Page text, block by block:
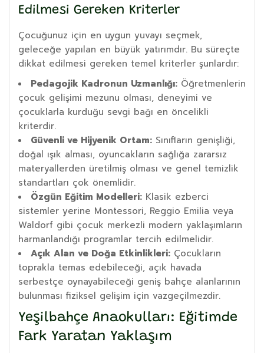
Edilmesi Gereken Kriterler
Çocuğunuz için en uygun yuvayı seçmek,
geleceğe yapılan en büyük yatırımdır. Bu süreçte
dikkat edilmesi gereken temel kriterler şunlardır:
Pedagojik Kadronun Uzmanlığı: Öğretmenlerin
çocuk gelişimi mezunu olması, deneyimi ve
çocuklarla kurduğu sevgi bağı en öncelikli
kriterdir.
Güvenli ve Hijyenik Ortam: Sınıfların genişliği,
doğal ışık alması, oyuncakların sağlığa zararsız
materyallerden üretilmiş olması ve genel temizlik
standartları çok önemlidir.
Özgün Eğitim Modelleri: Klasik ezberci
sistemler yerine Montessori, Reggio Emilia veya
Waldorf gibi çocuk merkezli modern yaklaşımların
harmanlandığı programlar tercih edilmelidir.
Açık Alan ve Doğa Etkinlikleri: Çocukların
toprakla temas edebileceği, açık havada
serbestçe oynayabileceği geniş bahçe alanlarının
bulunması fiziksel gelişim için vazgeçilmezdir.
Yeşilbahçe Anaokulları: Eğitimde
Fark Yaratan Yaklaşım